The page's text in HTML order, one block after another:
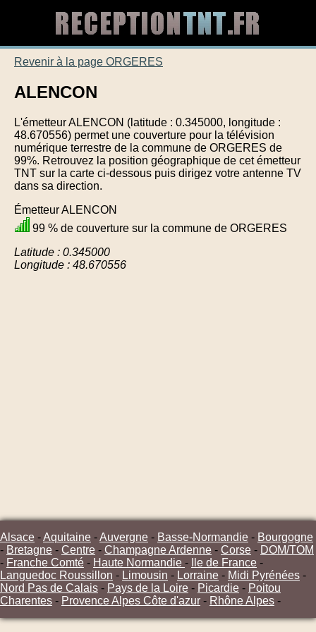
Revenir à la page ORGERES
ALENCON
L'émetteur ALENCON (latitude : 0.345000, longitude :
48.670556) permet une couverture pour la télévision
numérique terrestre de la commune de ORGERES de
99%. Retrouvez la position géographique de cet émetteur
TNT sur la carte ci-dessous puis dirigez votre antenne TV
dans sa direction.
Émetteur ALENCON
99 % de couverture sur la commune de ORGERES
Latitude : 0.345000
Longitude : 48.670556
Alsace -Aquitaine -Auvergne - Basse-Normandie - Bourgogne
- Bretagne - Centre - Champagne Ardenne - Corse - DOM/TOM
- Franche Comté - Haute Normandie - Ile de France -
Languedoc Roussillon - Limousin - Lorraine - Midi Pyrénées -
Nord Pas de Calais - Pays de la Loire - Picardie - Poitou
Charentes - Provence Alpes Côte d'azur - Rhône Alpes -